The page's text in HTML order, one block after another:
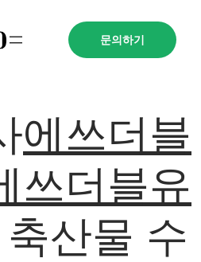
문의하기
에쓰더블
쓰더블유
|는 축산